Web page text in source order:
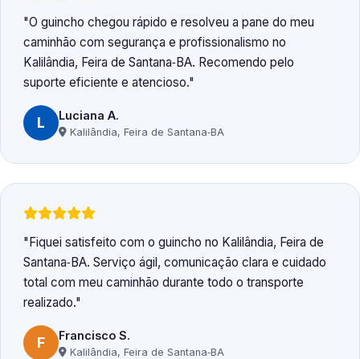
O guincho chegou rápido e resolveu a pane do meu
caminhão com segurança e profissionalismo no
Kalilândia, Feira de Santana‑BA. Recomendo pelo
suporte eficiente e atencioso.
L Luciana A.
Kalilândia, Feira de Santana‑BA
Fiquei satisfeito com o guincho no Kalilândia, Feira de
Santana‑BA. Serviço ágil, comunicação clara e cuidado
total com meu caminhão durante todo o transporte
realizado.
F Francisco S.
Kalilândia, Feira de Santana‑BA